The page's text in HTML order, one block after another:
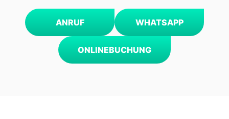
ANRUF WHATSAPP
ONLINEBUCHUNG